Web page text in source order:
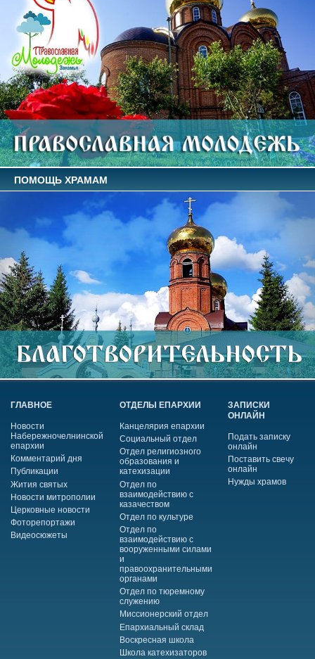
ПОМОЩЬ ХРАМАМ
ГЛАВНОЕ
Новости
Набережночелнинской
епархии
Комментарий дня
Публикации
Жития святых
Новости митрополии
Церковные новости
Фоторепортажи
Видеосюжеты
ОТДЕЛЫ ЕПАРХИИ
Канцелярия епархии
Социальный отдел
Отдел религиозного
образования и
катехизации
Отдел по
взаимодействию с
казачеством
Отдел по культуре
Отдел по
взаимодействию с
вооруженными силами
и
правоохранительными
органами
Отдел по тюремному
служению
Миссионерский отдел
Епархиальный склад
Воскресная школа
Школа катехизаторов
ЗАПИСКИ
ОНЛАЙН
Подать записку
онлайн
Поставить свечу
онлайн
Нужды храмов